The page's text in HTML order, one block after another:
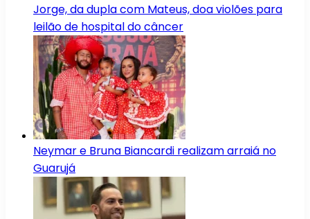
Jorge, da dupla com Mateus, doa violões para
leilão de hospital do câncer
Neymar e Bruna Biancardi realizam arraiá no
Guarujá